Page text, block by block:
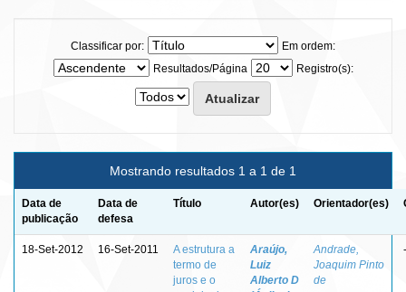
Classificar por:
Em ordem:
Resultados/Página
Registro(s):
Mostrando resultados 1 a 1 de 1
Data de
publicação
Data de
defesa
Título Autor(es) Orientador(es)
18-Set-2012 16-Set-2011
A estrutura a
termo de
juros e o
Araújo,
Luiz
Alberto D
Andrade,
Joaquim Pinto
de
-